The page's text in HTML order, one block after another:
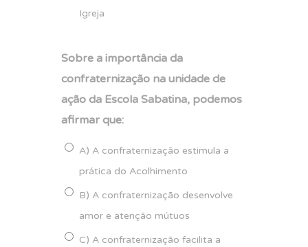
Igreja
Sobre a importância da
confraternização na unidade de
ação da Escola Sabatina, podemos
afirmar que:
A) A confraternização estimula a
prática do Acolhimento
B) A confraternização desenvolve
amor e atenção mútuos
C) A confraternização facilita a